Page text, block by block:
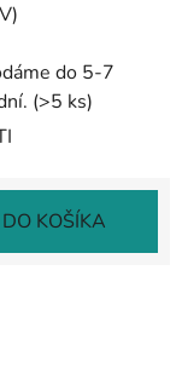
do 5-7
(>5 ks)
DO KOŠÍKA